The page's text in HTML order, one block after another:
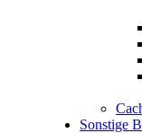
Sonstige